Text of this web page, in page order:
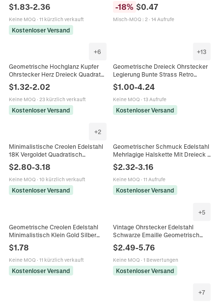
Ohrringe Für Damen Schmuck
Geschenk
$1.83-2.36
Keine MOQ · 11 kürzlich verkauft
Kostenloser Versand
Thema Schmuck Für Frauen
Mädchen
-18% $0.47
Misch-MOQ : 2· 14 Aufrufe
+6
Geometrische Hochglanz Kupfer
Ohrstecker Herz Dreieck Quadrat
Glatt Minimalistisch Eleganter
Accessoire Für Damen
$1.32-2.02
Keine MOQ · 23 kürzlich verkauft
Kostenloser Versand
+13
Geometrische Dreieck Ohrstecker
Legierung Bunte Strass Retro
Luxus Stil Frauen Mit Silbernen
Ohrstiften
$1.00-4.24
Keine MOQ · 13 Aufrufe
Kostenloser Versand
+2
Minimalistische Creolen Edelstahl
18K Vergoldet Quadratisch
Dreieckig Birne Geometrisch
Zirkon Damen Huggie Schmuck
$2.80-3.18
Keine MOQ · 10 kürzlich verkauft
Kostenloser Versand
Geometrischer Schmuck Edelstahl
Mehrlagige Halskette Mit Dreieck V
Form Stab Anhängern Und
Ohrsteckern Minimalistisch Für
Damen
$2.32-3.16
Keine MOQ · 11 Aufrufe
Kostenloser Versand
Geometrische Creolen Edelstahl
Minimalistisch Klein Gold Silber
Für Damen
$1.78
Keine MOQ · 11 kürzlich verkauft
Kostenloser Versand
+5
Vintage Ohrstecker Edelstahl
Schwarze Emaille Geometrisch
Hypoallergen Retro Chunky Damen
$2.49-5.76
Keine MOQ · 1 Bewertungen
Kostenloser Versand
+7